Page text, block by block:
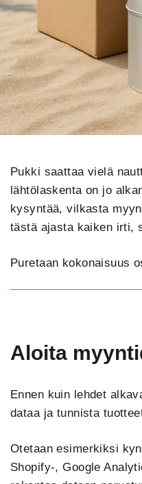
Pukki saattaa vielä
lähtölaskenta on jo
kysyntää, vilkasta
tästä ajasta kaiken irti,
Puretaan kokonaisuus
Aloita
Ennen kuin lehdet
dataa ja tunnista
Otetaan esimerkiksi
Shopify-, Google